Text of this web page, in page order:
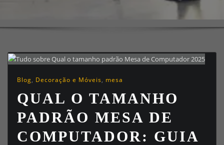
Blog, Decoração e Móveis, mesa
QUAL O TAMANHO
PADRÃO MESA DE
COMPUTADOR: GUIA